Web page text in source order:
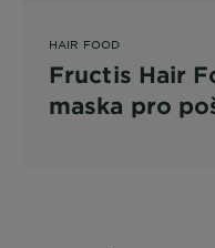
HAIR FOOD
Fructis Hair
maska pro